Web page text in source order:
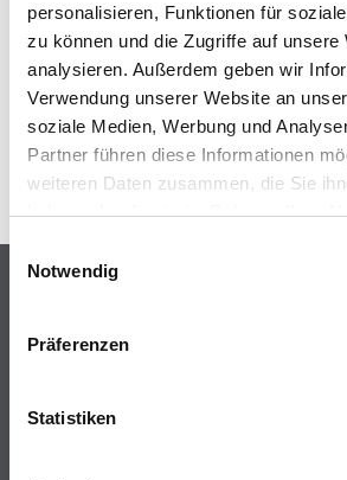
personalisieren, Funktionen für
zu können und die Zugriffe auf unsere
analysieren. Außerdem geben wir
Verwendung unserer Website an
soziale Medien, Werbung und
Partner führen diese Informationen
weiteren Daten zusammen, die Sie
haben oder die sie im Rahmen Ihrer
Einwilligungsauswahl
Notwendig
Präferenzen
Statistiken
Keine Sorge, wir pinseln schon
werden das Problem so schnell wie
Erkunden Sie in der Zwischenzeit
und lassen Sie sich
ZURÜCK ZUM ONLINE-
Online-Shop
Putze- und Spachtelmassen